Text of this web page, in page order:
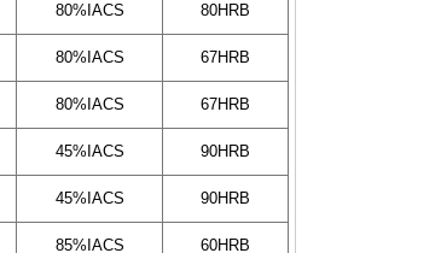
80%IACS 80HRB
80%IACS 67HRB
80%IACS 67HRB
45%IACS 90HRB
45%IACS 90HRB
85%IACS 60HRB